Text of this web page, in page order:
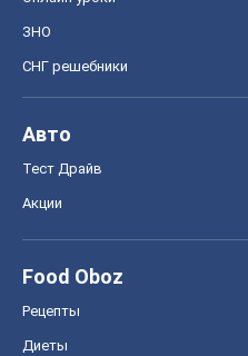
ЗНО
СНГ решебники
Авто
Тест Драйв
Акции
Food Oboz
Рецепты
Диеты